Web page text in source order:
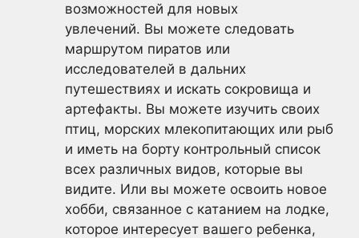
возможностей для новых
увлечений. Вы можете следовать
маршрутом пиратов или
исследователей в дальних
путешествиях и искать сокровища и
артефакты. Вы можете изучить своих
птиц, морских млекопитающих или рыб
и иметь на борту контрольный список
всех различных видов, которые вы
видите. Или вы можете освоить новое
хобби, связанное с катанием на лодке,
которое интересует вашего ребенка,